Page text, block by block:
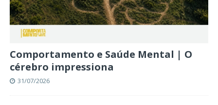
Comportamento e Saúde Mental | O
cérebro impressiona
31/07/2026